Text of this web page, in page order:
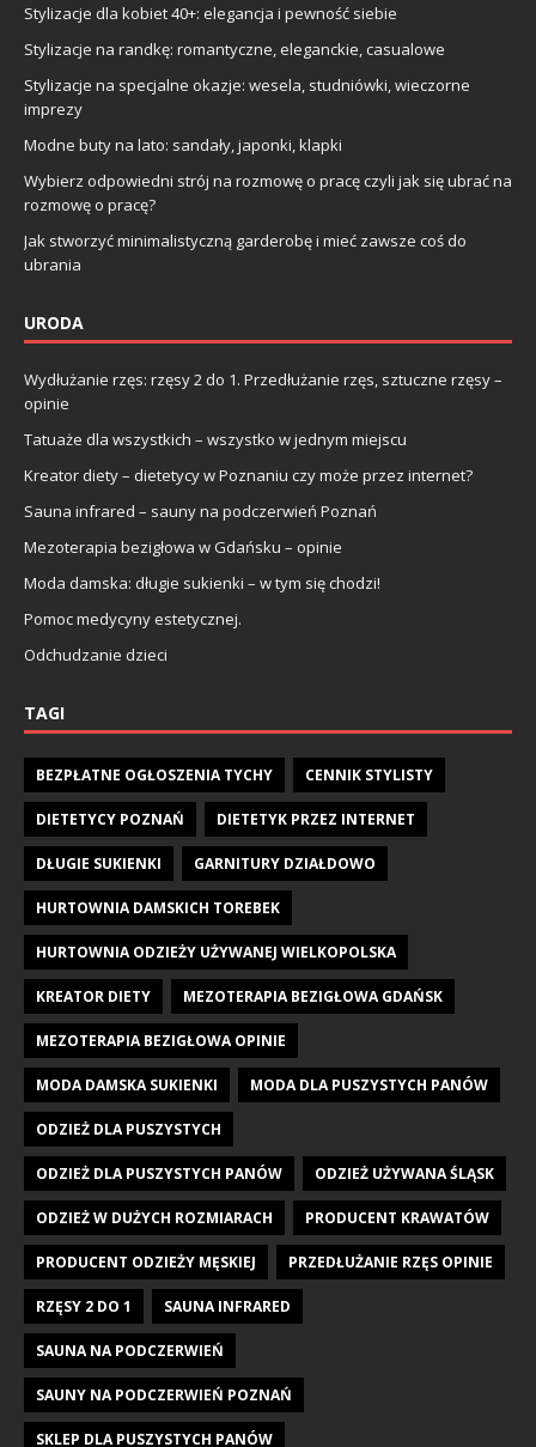
Stylizacje dla kobiet 40+: elegancja i pewność siebie
Stylizacje na randkę: romantyczne, eleganckie, casualowe
Stylizacje na specjalne okazje: wesela, studniówki, wieczorne
imprezy
Modne buty na lato: sandały, japonki, klapki
Wybierz odpowiedni strój na rozmowę o pracę czyli jak się ubrać na
rozmowę o pracę?
Jak stworzyć minimalistyczną garderobę i mieć zawsze coś do
ubrania
URODA
Wydłużanie rzęs: rzęsy 2 do 1. Przedłużanie rzęs, sztuczne rzęsy –
opinie
Tatuaże dla wszystkich – wszystko w jednym miejscu
Kreator diety – dietetycy w Poznaniu czy może przez internet?
Sauna infrared – sauny na podczerwień Poznań
Mezoterapia bezigłowa w Gdańsku – opinie
Moda damska: długie sukienki – w tym się chodzi!
Pomoc medycyny estetycznej.
Odchudzanie dzieci
TAGI
BEZPŁATNE OGŁOSZENIA TYCHY CENNIK STYLISTY
DIETETYCY POZNAŃ DIETETYK PRZEZ INTERNET
DŁUGIE SUKIENKI GARNITURY DZIAŁDOWO
HURTOWNIA DAMSKICH TOREBEK
HURTOWNIA ODZIEŻY UŻYWANEJ WIELKOPOLSKA
KREATOR DIETY MEZOTERAPIA BEZIGŁOWA GDAŃSK
MEZOTERAPIA BEZIGŁOWA OPINIE
MODA DAMSKA SUKIENKI MODA DLA PUSZYSTYCH PANÓW
ODZIEŻ DLA PUSZYSTYCH
ODZIEŻ DLA PUSZYSTYCH PANÓW ODZIEŻ UŻYWANA ŚLĄSK
ODZIEŻ W DUŻYCH ROZMIARACH PRODUCENT KRAWATÓW
PRODUCENT ODZIEŻY MĘSKIEJ PRZEDŁUŻANIE RZĘS OPINIE
RZĘSY 2 DO 1 SAUNA INFRARED
SAUNA NA PODCZERWIEŃ
SAUNY NA PODCZERWIEŃ POZNAŃ
SKLEP DLA PUSZYSTYCH PANÓW